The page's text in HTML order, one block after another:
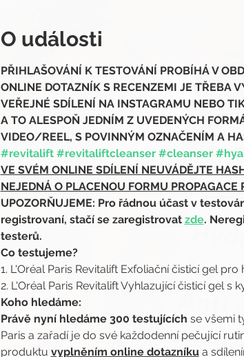
O události
PŘIHLAŠOVÁNÍ K TESTOVÁNÍ PROBÍHÁ V
ONLINE DOTAZNÍK S RECENZEMI JE TŘEBA
VEŘEJNÉ SDÍLENÍ NA INSTAGRAMU NEBO
A TO ALESPOŇ JEDNÍM Z UVEDENÝCH
VIDEO/REEL, S POVINNÝM OZNAČENÍM A
#revitalift #revitaliftcleanser #cleanser
VE SVÉM ONLINE SDÍLENÍ NEUVÁDĚJTE
NEJEDNÁ O PLACENOU FORMU
UPOZORŇUJEME: Pro řádnou účast v
registrovaní, stačí se zaregistrovat zde.
testerů.
Co testujeme?
1. L'Oréal Paris Revitalift Exfoliační čisticí gel
2. L'Oréal Paris Revitalift Vyhlazující čisticí gel s
Koho hledáme:
Právě nyní hledáme 300 testujících se všemi
Paris a zařadí je do své každodenní pečující
produktu vyplněním online dotazníku a